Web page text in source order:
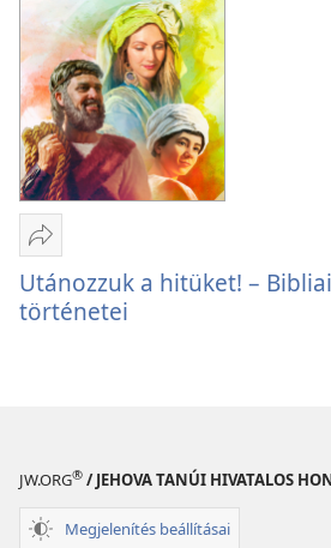
Megosztás
Utánozzuk
a hitüket!
Utánozzuk a hitüket! –
történetei
JW.ORG® / JEHOVA TANÚI HIVATALOS
Megjelenítés beállításai